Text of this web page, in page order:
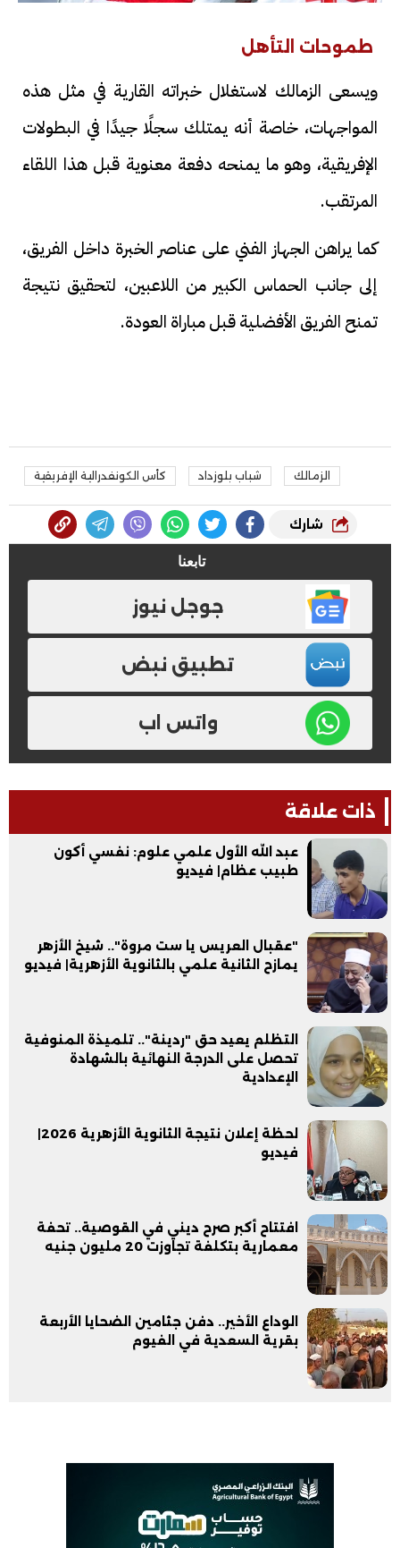
طموحات التأهل
ويسعى الزمالك لاستغلال خبراته القارية في مثل هذه
المواجهات، خاصة أنه يمتلك سجلًا جيدًا في البطولات
الإفريقية، وهو ما يمنحه دفعة معنوية قبل هذا اللقاء
المرتقب.
كما يراهن الجهاز الفني على عناصر الخبرة داخل الفريق،
إلى جانب الحماس الكبير من اللاعبين، لتحقيق نتيجة
تمنح الفريق الأفضلية قبل مباراة العودة.
الزمالك شباب بلوزداد كأس الكونفدرالية الإفريقية
شارك
تابعنا
جوجل نيوز
تطبيق نبض
واتس اب
ذات علاقة
عبد الله الأول علمي علوم: نفسي أكون
طبيب عظام| فيديو
"عقبال العريس يا ست مروة".. شيخ الأزهر
يمازح الثانية علمي بالثانوية الأزهرية| فيديو
التظلم يعيد حق "ردينة".. تلميذة المنوفية
تحصل على الدرجة النهائية بالشهادة
الإعدادية
لحظة إعلان نتيجة الثانوية الأزهرية 2026|
فيديو
افتتاح أكبر صرح ديني في القوصية.. تحفة
معمارية بتكلفة تجاوزت 20 مليون جنيه
الوداع الأخير.. دفن جثامين الضحايا الأربعة
بقرية السعدية في الفيوم